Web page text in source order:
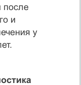
после
и
у